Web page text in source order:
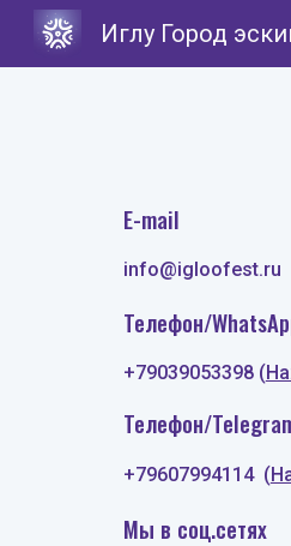
Иглу Город
E-mail
info@igloofest.ru
Телефон/
+79039053398 (
Телефон/
+79607994114 (
Мы в соц.сетях